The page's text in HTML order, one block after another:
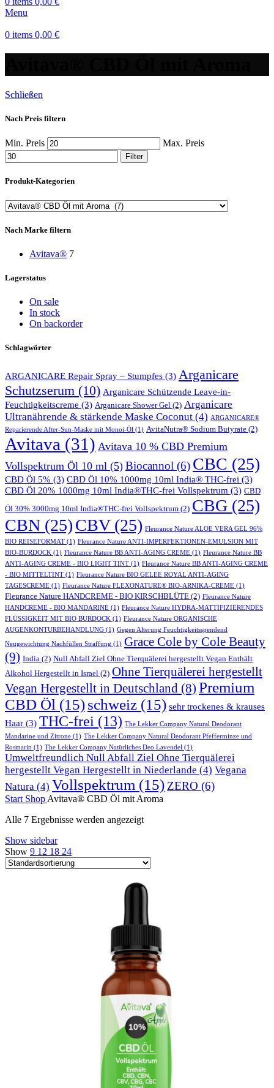
Menu
0 items 0,00 €
Schließen
Nach Preis filtern
Min. Preis Max. Preis
Filter
Produkt-Kategorien
Nach Marke filtern
Avitava® 7
Lagerstatus
On sale
In stock
On backorder
Schlagwörter
ARGANICARE Repair Spray – Stumpfes (3) Arganicare
Schutzserum (10) Arganicare Schützende Leave-in-
Feuchtigkeitscreme (3) Arganicare Shower Gel (2) Arganicare
Ultranährende & stärkende Maske Coconut (4) ARGANICARE®
Reparierende After-Sun-Maske mit Monoi-Öl (1) AvitaNutra® Sodium Butyrate (2)
Avitava (31) Avitava 10 % CBD Premium
Vollspektrum Öl 10 ml (5) Biocannol (6) CBC (25)
CBD Öl 5% (3) CBD Öl 10% 1000mg 10ml India® THC-frei (3)
CBD Öl 20% 1000mg 10ml India®THC-frei Vollspektrum (3) CBD
Öl 30% 3000mg 10ml India®THC-frei Vollspektrum (2) CBG (25)
CBN (25)CBV(25) Fleurance Nature ALOE VERA GEL 96%
BIO REISEFORMAT (1) Fleurance Nature ANTI-IMPERFEKTIONEN-EMULSION MIT
BIO-BURDOCK (1) Fleurance Nature BB ANTI-AGING CREME (1) Fleurance Nature BB
ANTI-AGING CREME - BIO LIGHT TINT (1) Fleurance Nature BB ANTI-AGING CREME
- BIO MITTELTINT (1) Fleurance Nature BIO GELEE ROYAL ANTI-AGING
TAGESCREME (1) Fleurance Nature FLEXONATURE® BIO-ARNIKA-CREME (1)
Fleurance Nature HANDCREME - BIO KIRSCHBLÜTE (2) Fleurance Nature
HANDCREME - BIO MANDARINE (1) Fleurance Nature HYDRA-MATTIFIZIERENDES
FLÜSSIGKEIT MIT BIO BURDOCK (1) Fleurance Nature ORGANISCHE
AUGENKONTURBEHANDLUNG (1) Gegen Alterung Feuchtigkeitsspendend
Neugewichtung Nachfüllen Straffung (1) Grace Cole by Cole Beauty
(9) India (2) Null Abfall Ziel Ohne Tierquälerei hergestellt Vegan Enthält
Alkohol Hergestellt in Israel (2) Ohne Tierquälerei hergestellt
Vegan Hergestellt in Deutschland (8) Premium
CBD Öl (15)schweiz (15) sehr trockenes & krauses
Haar (3) THC-frei (13) The Lekker Company Natural Deodorant
Mandarine und Zitrone (1) The Lekker Company Natural Deodorant Pfefferminze und
Rosmarin (1) The Lekker Company Natürliches Deo Lavendel (1)
Umweltfreundlich Null Abfall Ziel Ohne Tierquälerei
hergestellt Vegan Hergestellt in Niederlande (4) Vegana
Natura (4) Vollspektrum (15) ZERO (6)
Start Shop Avitava® CBD Öl mit Aroma
Alle 7 Ergebnisse werden angezeigt
Show sidebar
Show 9 12 18 24